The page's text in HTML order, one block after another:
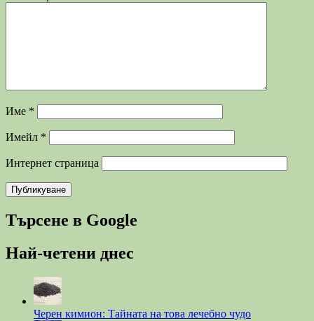
Име *
Имейл *
Интернет страница
Търсене в Google
Най-четени днес
Черен кимион: Тайната на това лечебно чудо